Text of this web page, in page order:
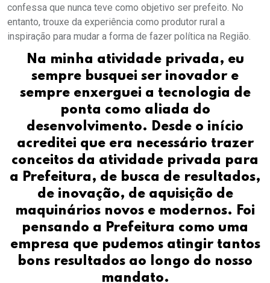
confessa que nunca teve como objetivo ser prefeito. No
entanto, trouxe da experiência como produtor rural a
inspiração para mudar a forma de fazer política na Região.
Na minha atividade privada, eu
sempre busquei ser inovador e
sempre enxerguei a tecnologia de
ponta como aliada do
desenvolvimento. Desde o início
acreditei que era necessário trazer
conceitos da atividade privada para
a Prefeitura, de busca de resultados,
de inovação, de aquisição de
maquinários novos e modernos. Foi
pensando a Prefeitura como uma
empresa que pudemos atingir tantos
bons resultados ao longo do nosso
mandato.